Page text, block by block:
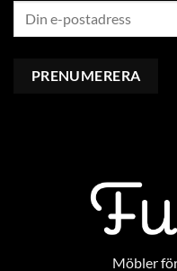
Möbler